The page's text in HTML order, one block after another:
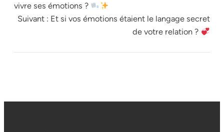
vivre ses émotions ?
Suivant : Et si vos émotions étaient le langage secret
de votre relation ?